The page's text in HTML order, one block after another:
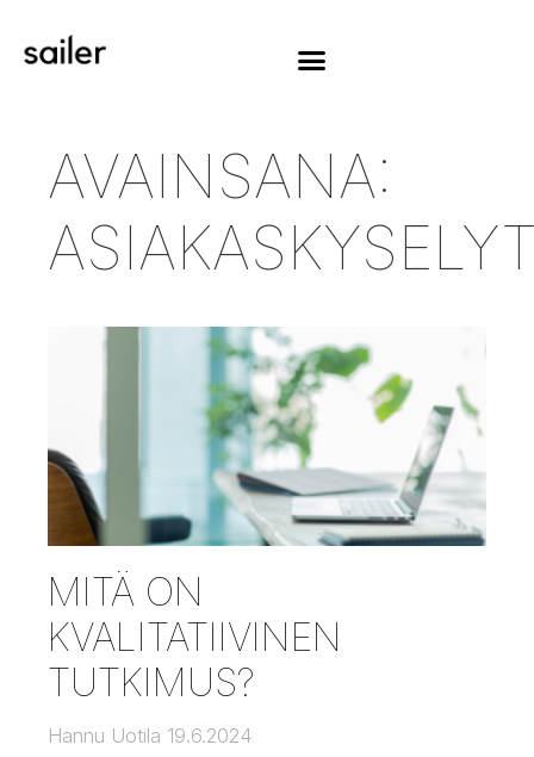
AVAINSANA:
MITÄ ON
KVALITATIIVINEN
TUTKIMUS?
Hannu Uotila 19.6.2024